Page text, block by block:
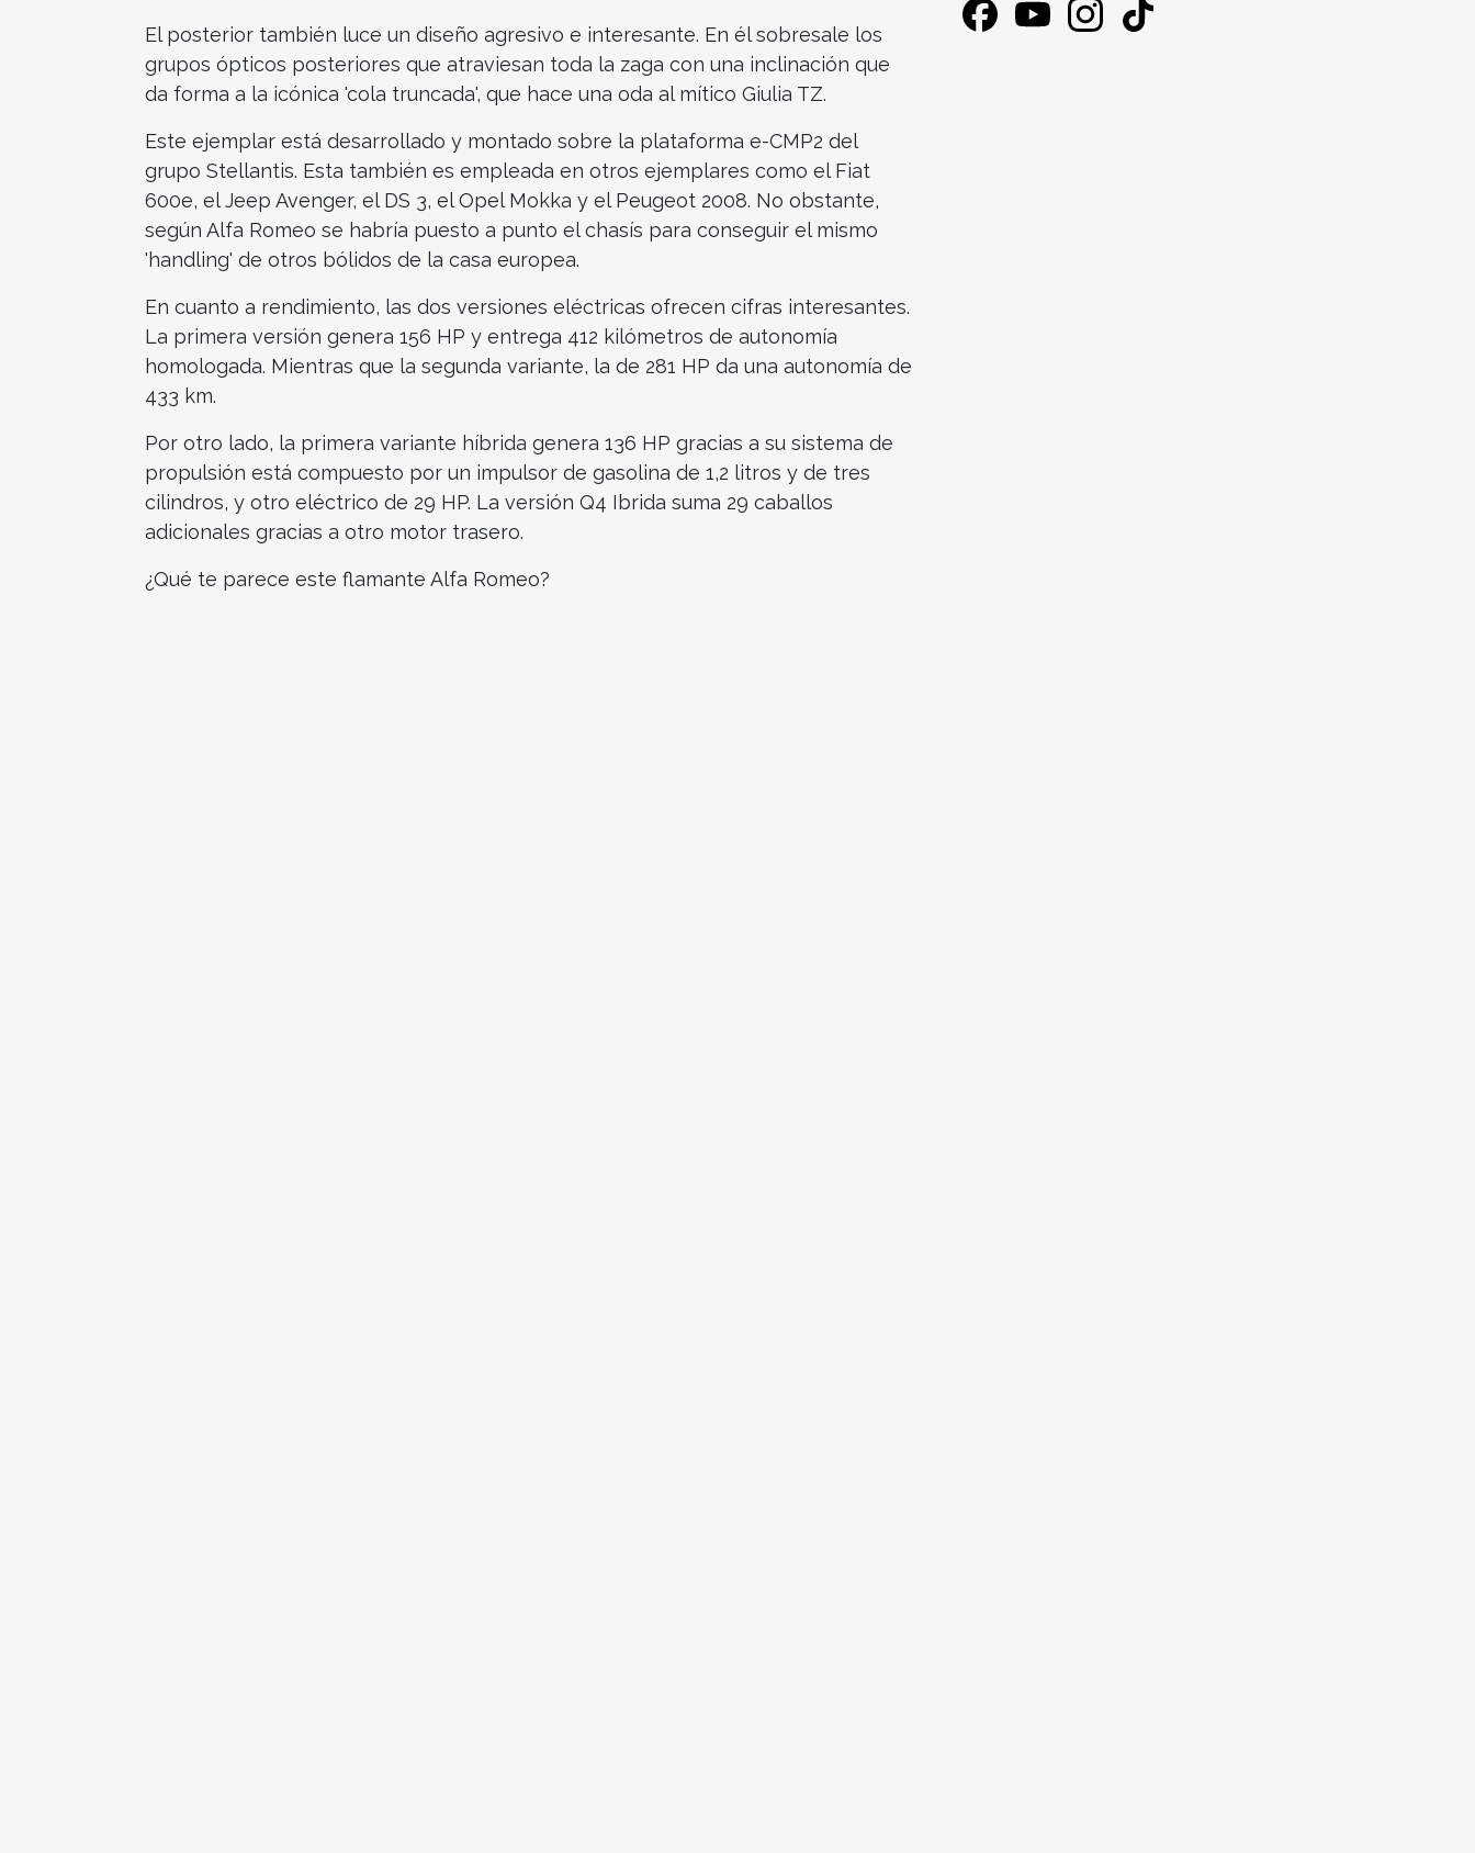
El posterior también luce un diseño agresivo e interesante. En él sobresale los
grupos ópticos posteriores que atraviesan toda la zaga con una inclinación que
da forma a la icónica 'cola truncada', que hace una oda al mítico Giulia TZ.
Este ejemplar está desarrollado y montado sobre la plataforma e-CMP2 del
grupo Stellantis. Esta también es empleada en otros ejemplares como el Fiat
600e, el Jeep Avenger, el DS 3, el Opel Mokka y el Peugeot 2008. No obstante,
según Alfa Romeo se habría puesto a punto el chasís para conseguir el mismo
'handling' de otros bólidos de la casa europea.
En cuanto a rendimiento, las dos versiones eléctricas ofrecen cifras interesantes.
La primera versión genera 156 HP y entrega 412 kilómetros de autonomía
homologada. Mientras que la segunda variante, la de 281 HP da una autonomía de
433 km.
Por otro lado, la primera variante híbrida genera 136 HP gracias a su sistema de
propulsión está compuesto por un impulsor de gasolina de 1,2 litros y de tres
cilindros, y otro eléctrico de 29 HP. La versión Q4 Ibrida suma 29 caballos
adicionales gracias a otro motor trasero.
¿Qué te parece este flamante Alfa Romeo?